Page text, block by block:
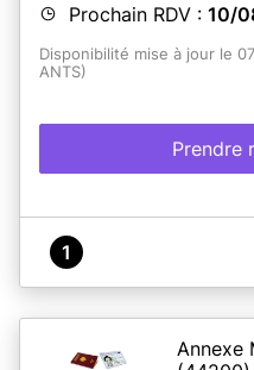
Prochain RDV : 10/
Disponibilité mise à jour le
ANTS)
Prendre
1
Annexe